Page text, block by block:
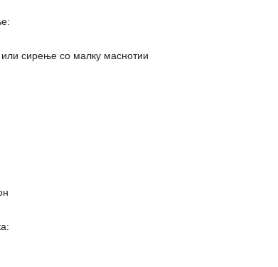
или сирење со малку маснотии